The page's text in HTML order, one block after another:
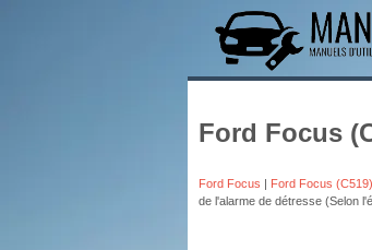
Ford Focus
Ford Focus | Ford Focus
de l'alarme de détresse (Selon